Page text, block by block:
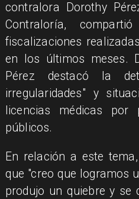
contralora Dorothy
Contraloría,
fiscalizaciones
en los últimos meses.
Pérez destacó la
irregularidades" y
licencias médicas por
públicos.
En relación a este
que "creo que logramos
produjo un quiebre y se